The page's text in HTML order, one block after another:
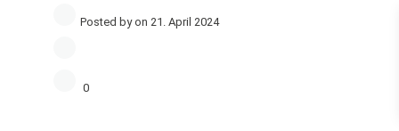
Posted by on 21. April 2024
0